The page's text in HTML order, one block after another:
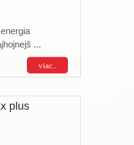
...
viac..
plus